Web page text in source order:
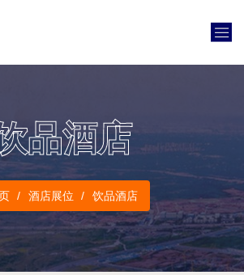
品酒店
酒店展位 饮品酒店